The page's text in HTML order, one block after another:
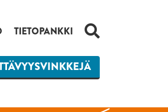
TIETOPANKKI HAKU